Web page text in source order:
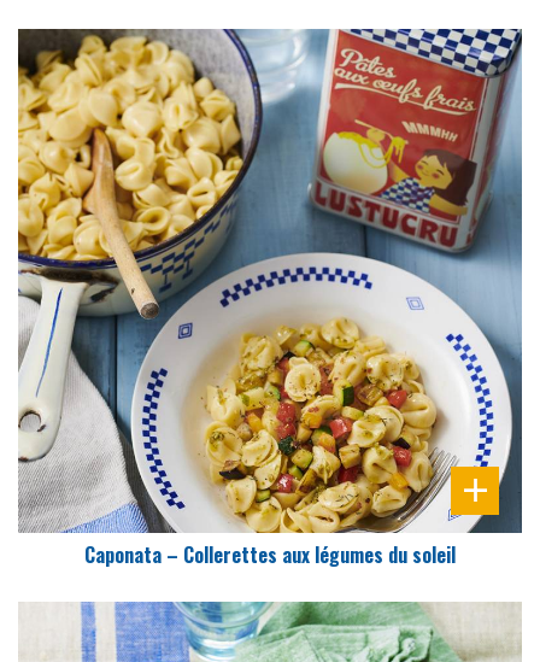
DIFFICULTÉ
PRÉPARATION
25 Min
Caponata – Collerettes aux légumes du soleil